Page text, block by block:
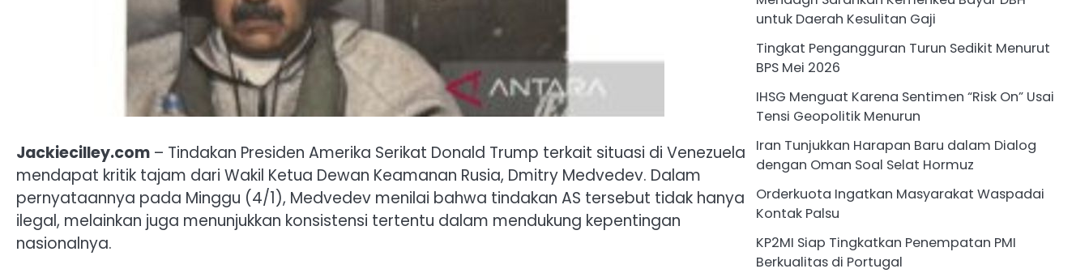
Jackiecilley.com – Tindakan Presiden Amerika Serikat Donald Trump terkait situasi di Venezuela
mendapat kritik tajam dari Wakil Ketua Dewan Keamanan Rusia, Dmitry Medvedev. Dalam
pernyataannya pada Minggu (4/1), Medvedev menilai bahwa tindakan AS tersebut tidak hanya
ilegal, melainkan juga menunjukkan konsistensi tertentu dalam mendukung kepentingan
nasionalnya.
untuk Daerah Kesulitan Gaji
Tingkat Pengangguran Turun Sedikit Menurut
BPS Mei 2026
IHSG Menguat Karena Sentimen “Risk On” Usai
Tensi Geopolitik Menurun
Iran Tunjukkan Harapan Baru dalam Dialog
dengan Oman Soal Selat Hormuz
Orderkuota Ingatkan Masyarakat Waspadai
Kontak Palsu
KP2MI Siap Tingkatkan Penempatan PMI
Berkualitas di Portugal